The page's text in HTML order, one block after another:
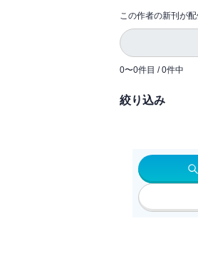
この作者の新刊が
0〜0件目 / 0件中
絞り込み